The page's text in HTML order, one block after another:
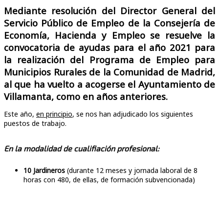
Mediante resolución del Director General del
Servicio Público de Empleo de la Consejería de
Economía, Hacienda y Empleo se resuelve la
convocatoria de ayudas para el año 2021 para
la realización del Programa de Empleo para
Municipios Rurales de la Comunidad de Madrid,
al que ha vuelto a acogerse el Ayuntamiento de
Villamanta, como en años anteriores.
Este año, en principio, se nos han adjudicado los siguientes
puestos de trabajo.
En la modalidad de cualifiación profesional:
10 Jardineros (durante 12 meses y jornada laboral de 8
horas con 480, de ellas, de formación subvencionada)